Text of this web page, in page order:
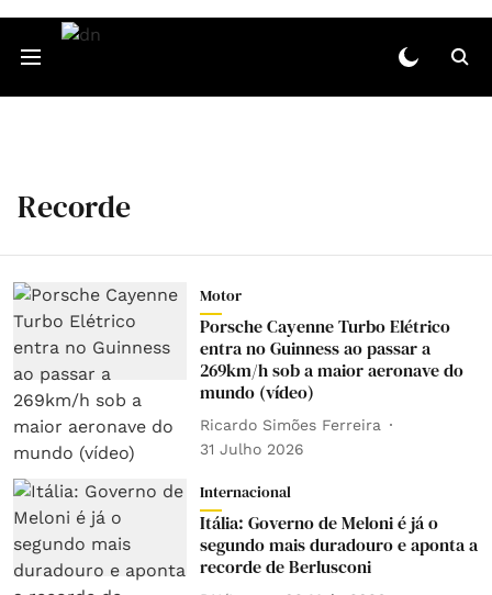
Recorde
Motor
Porsche Cayenne Turbo Elétrico
entra no Guinness ao passar a
269km/h sob a maior aeronave do
mundo (vídeo)
Ricardo Simões Ferreira
31 Julho 2026
Internacional
Itália: Governo de Meloni é já o
segundo mais duradouro e aponta a
recorde de Berlusconi